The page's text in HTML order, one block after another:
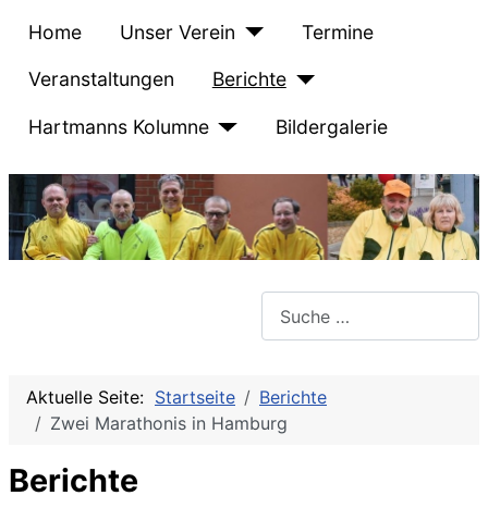
Home Unser Verein Termine
Veranstaltungen Berichte
Hartmanns Kolumne Bildergalerie
Aktuelle Seite: Startseite
Berichte
Zwei Marathonis in Hamburg
Berichte